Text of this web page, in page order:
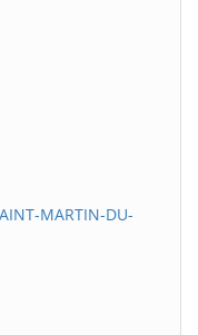
MARTIN-DU-